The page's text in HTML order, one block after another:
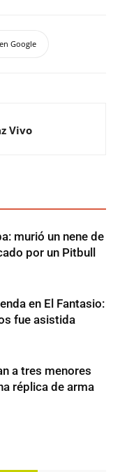
Google
Vivo
murió un nene de
por un Pitbull
en El Fantasio:
fue asistida
a tres menores
réplica de arma